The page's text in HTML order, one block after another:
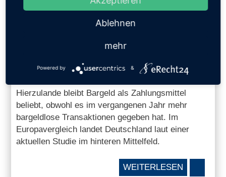
IN DEUTSCHLAND BEZAHLEN
VERBRAUCHER IN ERSTER
Trotz Wachstum der Payment-Branche: Beim
digitalen Bezahlen hinken die Deutschen
hinterher
Hierzulande bleibt Bargeld als Zahlungsmittel
beliebt, obwohl es im vergangenen Jahr mehr
bargeldlose Transaktionen gegeben hat. Im
Europavergleich landet Deutschland laut einer
aktuellen Studie im hinteren Mittelfeld.
WEITERLESEN
Ablehnen
mehr
Powered by &